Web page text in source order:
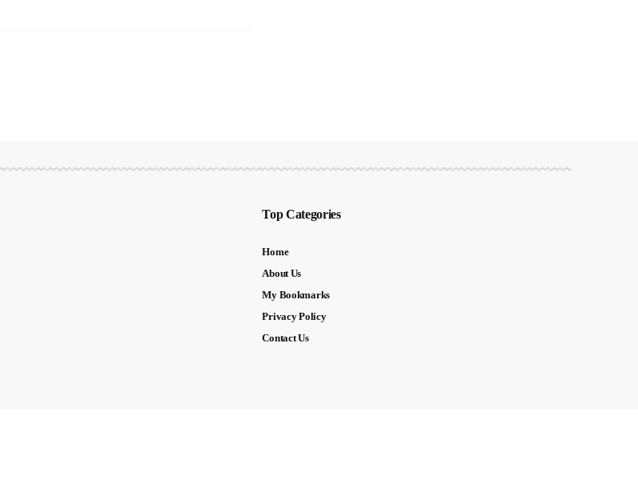
Top Categories
Home
About Us
My Bookmarks
Privacy Policy
Contact Us